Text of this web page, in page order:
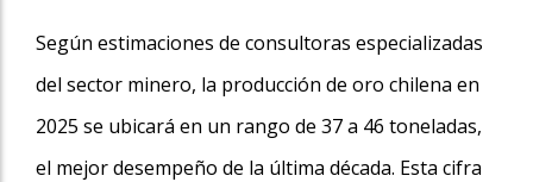
Según estimaciones de consultoras especializadas
del sector minero, la producción de oro chilena en
2025 se ubicará en un rango de 37 a 46 toneladas,
el mejor desempeño de la última década. Esta cifra